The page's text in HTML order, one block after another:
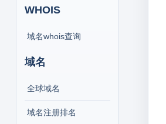
WHOIS
域名whois查询
域名
全球域名
域名注册排名